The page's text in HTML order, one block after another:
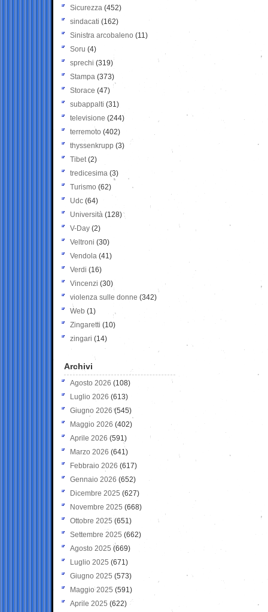
Sicurezza (452)
sindacati (162)
Sinistra arcobaleno (11)
Soru (4)
sprechi (319)
Stampa (373)
Storace (47)
subappalti (31)
televisione(244)
terremoto (402)
thyssenkrupp (3)
Tibet(2)
tredicesima (3)
Turismo (62)
Udc (64)
Università (128)
V-Day (2)
Veltroni (30)
Vendola (41)
Verdi (16)
Vincenzi (30)
violenza sulle donne (342)
Web (1)
Zingaretti (10)
zingari (14)
Archivi
Agosto 2026 (108)
Luglio 2026 (613)
Giugno 2026 (545)
Maggio 2026 (402)
Aprile 2026 (591)
Marzo 2026 (641)
Febbraio 2026 (617)
Gennaio 2026 (652)
Dicembre 2025 (627)
Novembre 2025 (668)
Ottobre 2025 (651)
Settembre 2025 (662)
Agosto 2025 (669)
Luglio 2025 (671)
Giugno 2025 (573)
Maggio 2025 (591)
Aprile 2025 (622)